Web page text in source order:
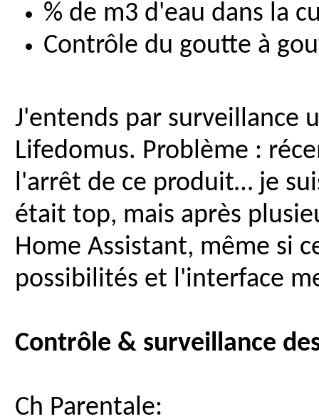
% de m3 d'eau dans la
Contrôle du goutte à
J'entends par surveillance
Lifedomus. Problème :
l'arrêt de ce produit… je
était top, mais après
Home Assistant, même si
possibilités et l'interface
Contrôle & surveillance
Ch Parentale: